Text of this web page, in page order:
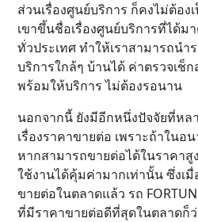
ส่วนเรื่องศูนย์บริการ ก็คงไม่ต้อง
เขาขึ้นชื่อเรื่องศูนย์บริการที่ได้ม
ทั่วประเทศ ทำให้เราสามารถนำ
บริการใกล้ๆ บ้านได้ ค่าตรวจเช็
พร้อมให้บริการ ไม่ต้องรอนาน
นอกจากนี้ ยังมีอีกหนึ่งปัจจัยที่หล
เรื่องราคาขายต่อ เพราะถ้าในอ
หากสามารถขายต่อได้ในราคาสู
ใช้งานได้คุ้มค่ามากเท่านั้น ซึ่งเมื่
ขายต่อในตลาดแล้ว รถ
ที่มีราคาขายต่อดีที่สุดในตลาดก็ว่